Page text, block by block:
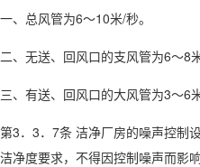
一、总风管为6～10米/秒。
二、无送、回风口的支风管为6～8
三、有送、回风口的大风管为3～6
第3．3．7条 洁净厂房的噪声控制
洁净度要求，不得因控制噪声而影